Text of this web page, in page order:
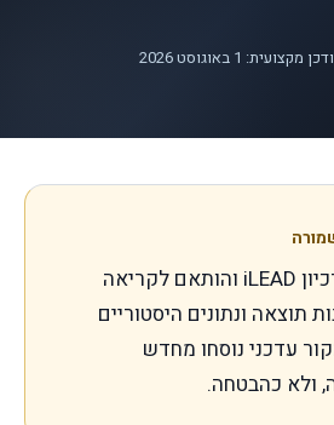
מקצועית: 1 באוגוסט 2026
התוכן הועבר מארכיון iLEAD והותאם לקריאה
תוצאה ונתונים היסטוריים
עדכני נוסחו מחדש
ולא כהבטחה.